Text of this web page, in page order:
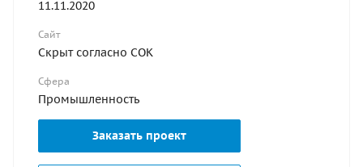
11.11.2020
Сайт
Скрыт согласно СОК
Сфера
Промышленность
Заказать проект